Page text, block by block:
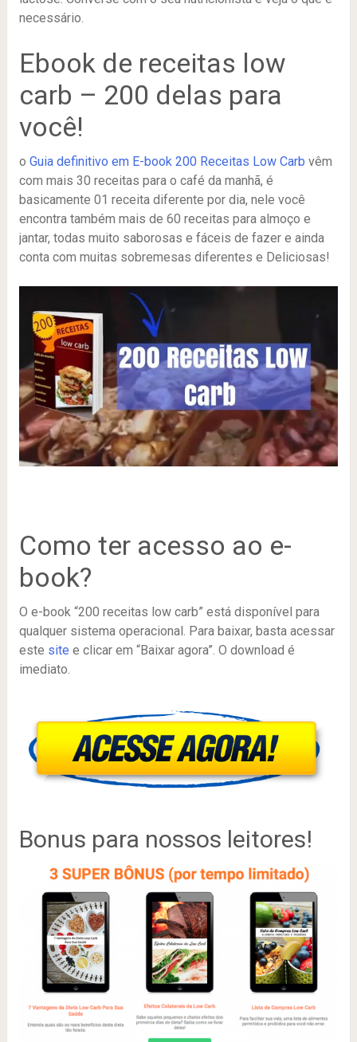
necessário.
Ebook de receitas low
carb – 200 delas para
você!
o Guia definitivo em E-book 200 Receitas Low Carb vêm
com mais 30 receitas para o café da manhã, é
basicamente 01 receita diferente por dia, nele você
encontra também mais de 60 receitas para almoço e
jantar, todas muito saborosas e fáceis de fazer e ainda
conta com muitas sobremesas diferentes e Deliciosas!
Como ter acesso ao e-
book?
O e-book “200 receitas low carb” está disponível para
qualquer sistema operacional. Para baixar, basta acessar
este site e clicar em “Baixar agora”. O download é
imediato.
Bonus para nossos leitores!